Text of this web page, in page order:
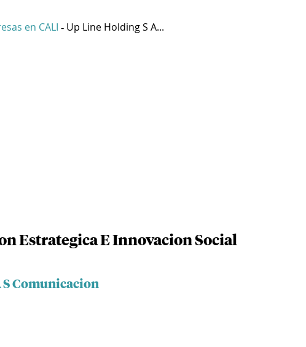
en CALI - Up Line Holding S A...
Estrategica E Innovacion Social
S Comunicacion